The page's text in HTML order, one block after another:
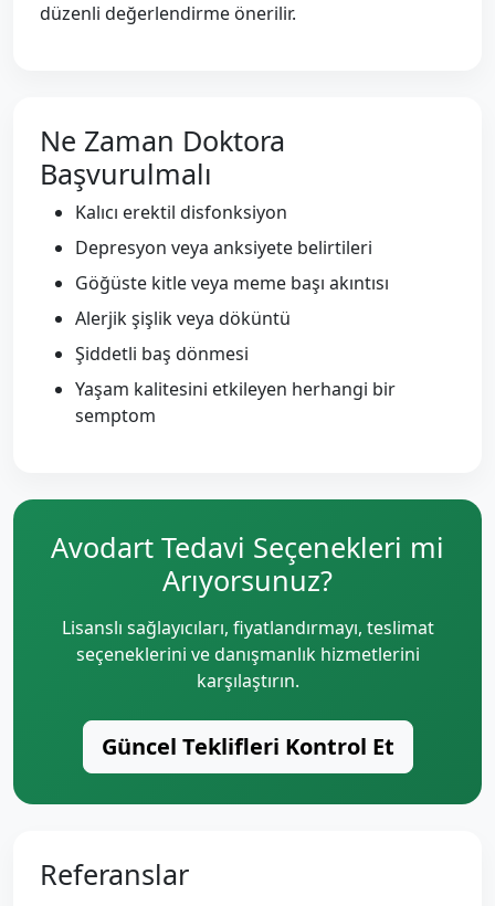
düzenli değerlendirme önerilir.
Ne Zaman Doktora
Başvurulmalı
Kalıcı erektil disfonksiyon
Depresyon veya anksiyete belirtileri
Göğüste kitle veya meme başı akıntısı
Alerjik şişlik veya döküntü
Şiddetli baş dönmesi
Yaşam kalitesini etkileyen herhangi bir
semptom
Avodart Tedavi Seçenekleri mi
Arıyorsunuz?
Lisanslı sağlayıcıları, fiyatlandırmayı, teslimat
seçeneklerini ve danışmanlık hizmetlerini
karşılaştırın.
Güncel Teklifleri Kontrol Et
Referanslar